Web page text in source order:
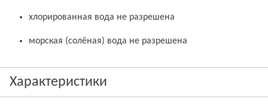
хлорированная вода не разрешена
морская (солёная) вода не разрешена
Характеристики